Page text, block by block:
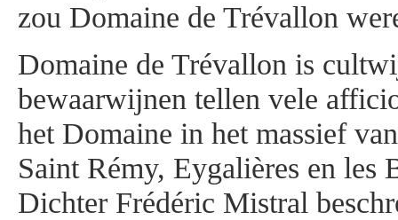
zou Domaine de Trévallon
Domaine de Trévallon is
bewaarwijnen tellen vele
het Domaine in het massief
Saint Rémy, Eygalières en les
Dichter Frédéric Mistral